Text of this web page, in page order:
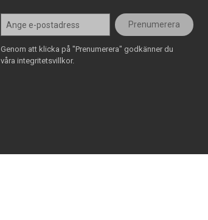
Prenumerera
Genom att klicka på "Prenumerera" godkänner du
våra integritetsvillkor.